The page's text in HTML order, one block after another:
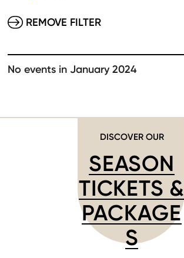
REMOVE FILTER
No events in January 2024
DISCOVER OUR
SEASON
TICKETS &
PACKAGE
S